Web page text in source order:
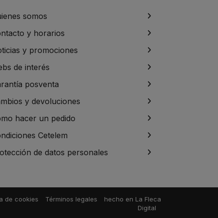
somos
y horarios
y promociones
de interés
posventa
y devoluciones
hacer un pedido
Cetelem
de datos personales
de cookies Términos legales hecho en La Fleca
Digital